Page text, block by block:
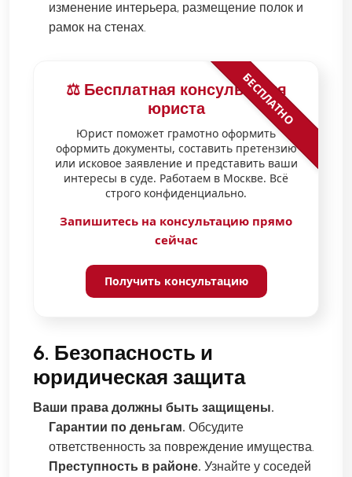
изменение интерьера, размещение полок и
рамок на стенах.
⚖️ Бесплатная консультация
юриста
Юрист поможет грамотно оформить
оформить документы, составить претензию
или исковое заявление и представить ваши
интересы в суде. Работаем в Москве. Всё
строго конфиденциально.
БЕСПЛАТНО
Запишитесь на консультацию прямо
сейчас
Получить консультацию
6. Безопасность и
юридическая защита
Ваши права должны быть защищены.
Гарантии по деньгам. Обсудите
ответственность за повреждение имущества.
Преступность в районе. Узнайте у соседей